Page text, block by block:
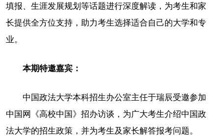
填报、生涯发展规划等话题进行深度解读，为考生和家
长提供全方位支持，助力考生选择适合自己的大学和专
业。
本期特邀嘉宾：
中国政法大学本科招生办公室主任于瑞辰受邀参加
中国网《高校中国》招办访谈，为广大考生介绍中国政
法大学的招生政策，并为考生及家长解答报考问题。